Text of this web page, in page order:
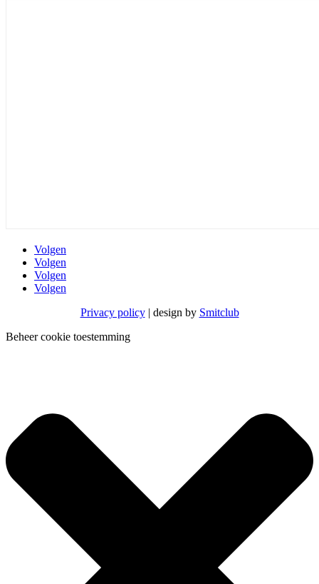
Volgen
Volgen
Volgen
Volgen
Privacy policy| design by Smitclub
Beheer cookie toestemming